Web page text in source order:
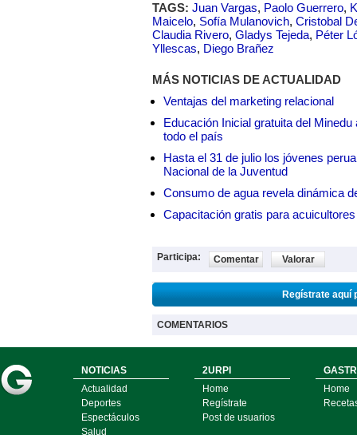
TAGS: Juan Vargas, Paolo Guerrero,
Maicelo, Sofía Mulanovich, Cristobal
Claudia Rivero, Gladys Tejeda, Péter
Yllescas, Diego Brañez
MÁS NOTICIAS DE ACTUALIDAD
Ventajas del marketing relacional
Educación Inicial gratuita del
todo el país
Hasta el 31 de julio los jóvenes
Nacional de la Juventud
Consumo de agua revela dinámica
Capacitación gratis para
Participa: Comentar Valorar
Regístrate aquí
COMENTARIOS
NOTICIAS
Actualidad
Deportes
Espectáculos
Salud
2URPI
Home
Regístrate
Post de usuarios
Home